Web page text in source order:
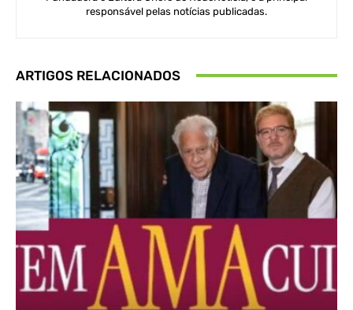
responsável pelas notícias publicadas.
ARTIGOS RELACIONADOS